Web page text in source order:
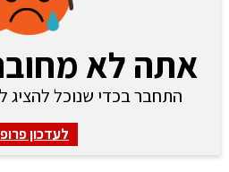
אתה לא
התחבר בכדי שנוכל להציג
לעדכון